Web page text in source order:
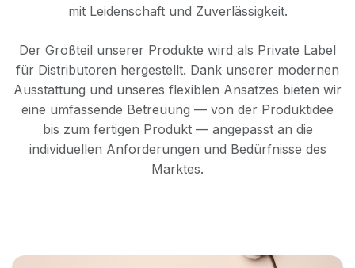
mit Leidenschaft und Zuverlässigkeit.
Der Großteil unserer Produkte wird als Private Label
für Distributoren hergestellt. Dank unserer modernen
Ausstattung und unseres flexiblen Ansatzes bieten wir
eine umfassende Betreuung — von der Produktidee
bis zum fertigen Produkt — angepasst an die
individuellen Anforderungen und Bedürfnisse des
Marktes.